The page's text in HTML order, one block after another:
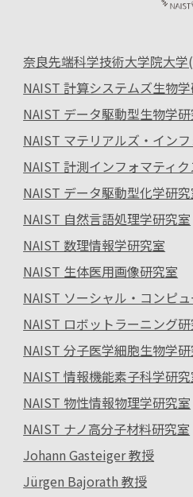
奈良先端科学技術大学院大学
NAIST 計算システムズ生物
NAIST データ駆動型生物学
NAIST マテリアルズ・イン
NAIST 計測インフォマティ
NAIST データ駆動型化学研
NAIST 自然言語処理学研究室
NAIST 数理情報学研究室
NAIST 生体医用画像研究室
NAIST ソーシャル・コンピ
NAIST ロボットラーニング
NAIST 分子医学細胞生物学
NAIST 情報機能素子科学研
NAIST 物性情報物理学研究室
NAIST ナノ高分子材料研究室
Johann Gasteiger 教授
Jürgen Bajorath 教授